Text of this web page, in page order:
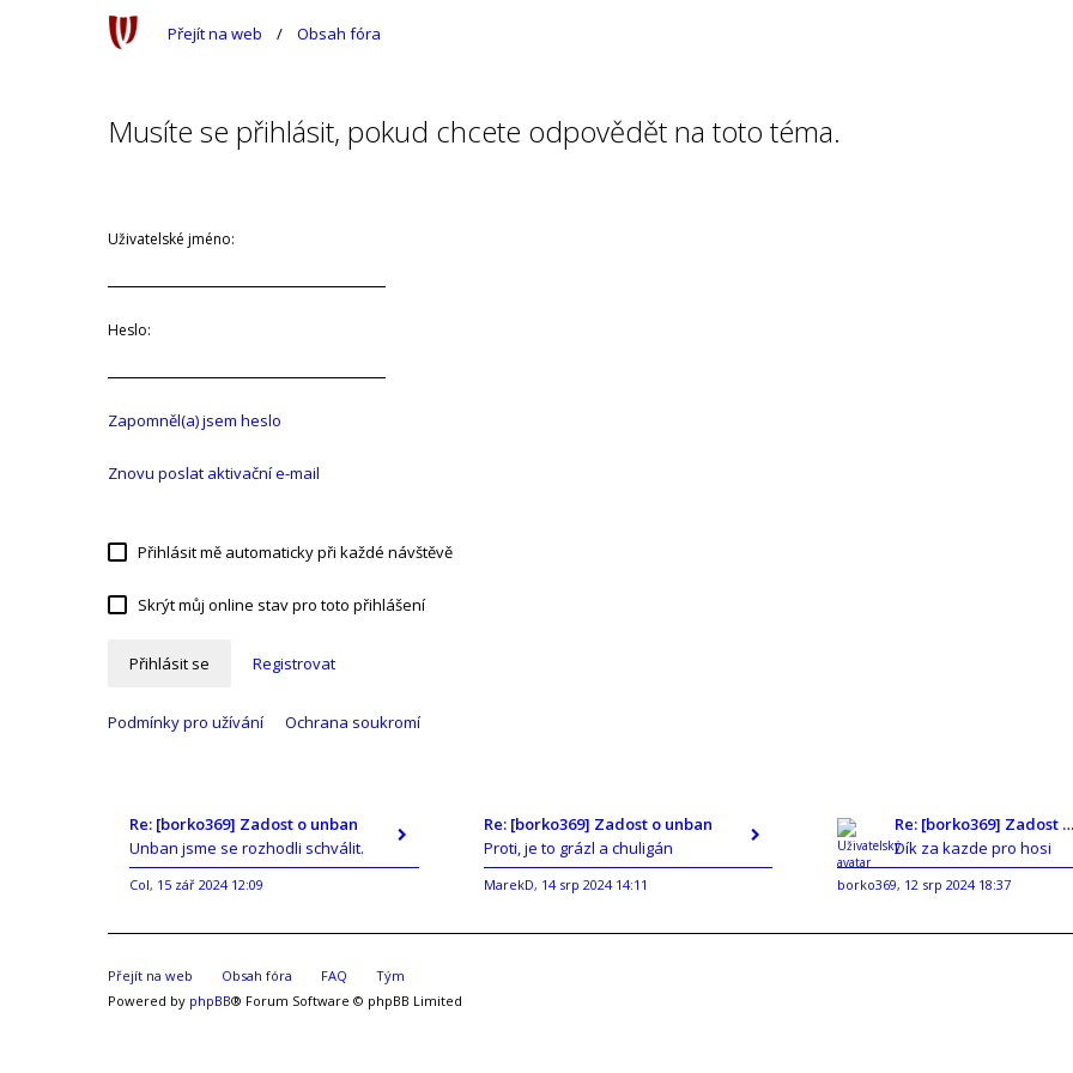
Přejít na web Obsah fóra
Musíte se přihlásit, pokud chcete odpovědět na toto téma.
Uživatelské jméno:
Heslo:
Zapomněl(a) jsem heslo
Znovu poslat aktivační e-mail
Přihlásit mě automaticky při každé návštěvě
Skrýt můj online stav pro toto přihlášení
Přihlásit se Registrovat
Podmínky pro užívání Ochrana soukromí
Re: [borko369] Zadost o unban
Unban jsme se rozhodli schválit.
Col, 15 zář 2024 12:09
Re: [borko369] Zadost o unban
Proti, je to grázl a chuligán
MarekD, 14 srp 2024 14:11
Re: [borko369] Zadost o unban
Dík za kazde pro hosi
borko369, 12 srp 2024 18:37
Přejít na web Obsah fóra FAQ Tým
Powered by phpBB® Forum Software © phpBB Limited